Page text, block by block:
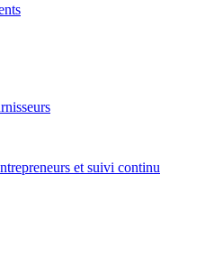
et suivi continu